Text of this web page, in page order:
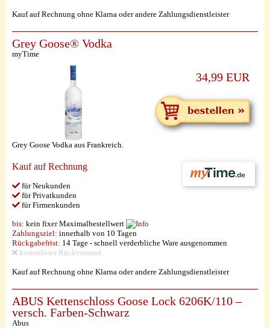
Kauf auf Rechnung ohne Klarna oder andere Zahlungsdienstleister
Grey Goose® Vodka
myTime
34,99 EUR
Grey Goose Vodka aus Frankreich.
Kauf auf Rechnung
für Neukunden
für Privatkunden
für Firmenkunden
bis: kein fixer Maximalbestellwert
Zahlungsziel: innerhalb von 10 Tagen
Rückgabefrist: 14 Tage - schnell verderbliche Ware ausgenommen
kostenloser Rückversand
Kauf auf Rechnung ohne Klarna oder andere Zahlungsdienstleister
ABUS Kettenschloss Goose Lock 6206K/110 –
versch. Farben-Schwarz
Abus